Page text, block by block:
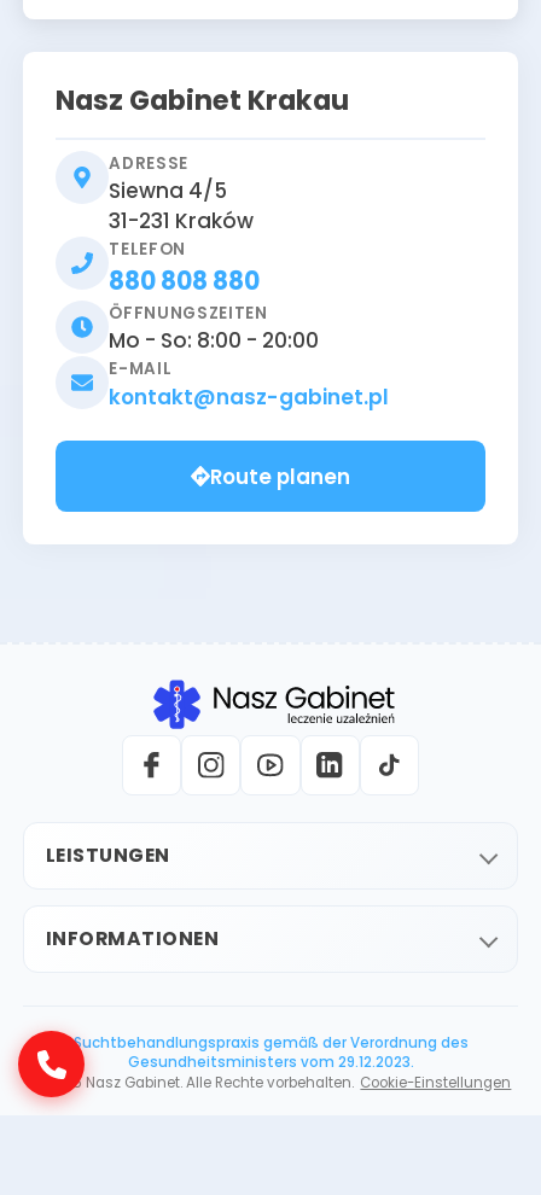
Nasz Gabinet Krakau
ADRESSE
Siewna 4/5
31-231 Kraków
TELEFON
880 808 880
ÖFFNUNGSZEITEN
Mo - So: 8:00 - 20:00
E-MAIL
kontakt@nasz-gabinet.pl
Route planen
LEISTUNGEN
INFORMATIONEN
Suchtbehandlungspraxis gemäß der Verordnung des
Gesundheitsministers vom 29.12.2023.
2026 Nasz Gabinet. Alle Rechte vorbehalten. Cookie-Einstellungen